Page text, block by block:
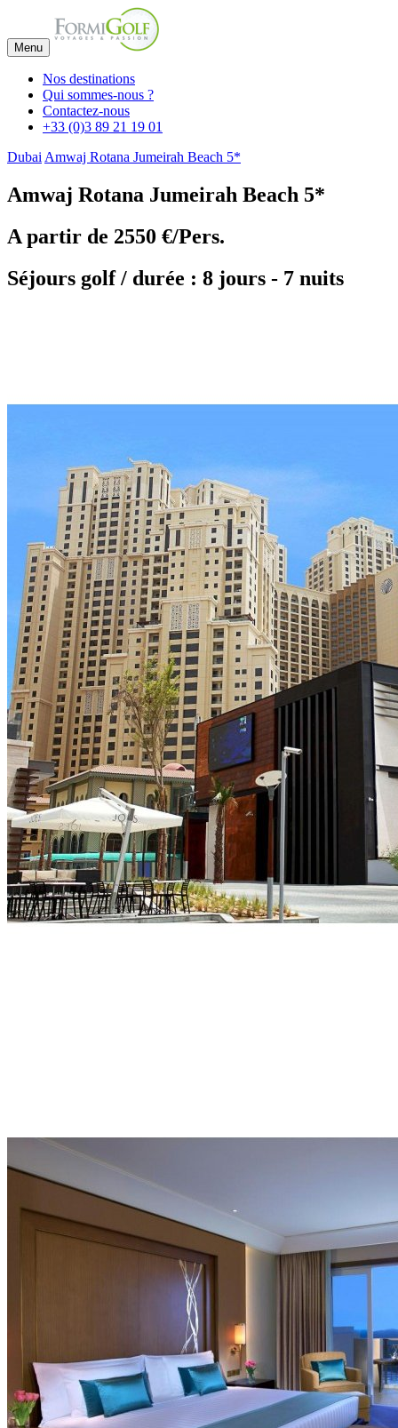
Menu
Nos destinations
Qui sommes-nous ?
Contactez-nous
+33 (0)3 89 21 19 01
Dubai Amwaj Rotana Jumeirah Beach 5*
Amwaj Rotana Jumeirah Beach 5*
A partir de 2550 €/Pers.
Séjours golf / durée : 8 jours - 7 nuits